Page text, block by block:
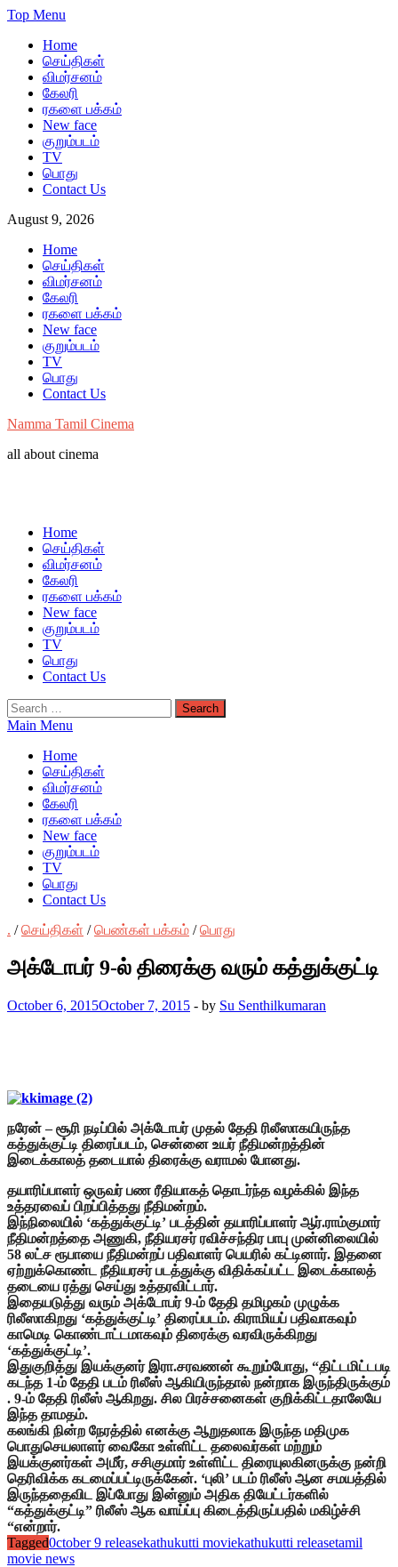
Skip
content
Top Menu
Home
செய்திகள்
விமர்சனம்
கேலரி
ரகளை பக்கம்
New face
குறும்படம்
TV
பொது
Contact Us
August 9, 2026
Home
செய்திகள்
விமர்சனம்
கேலரி
ரகளை பக்கம்
New face
குறும்படம்
TV
பொது
Contact Us
Namma Tamil Cinema
all about cinema
Home
செய்திகள்
விமர்சனம்
கேலரி
ரகளை பக்கம்
New face
குறும்படம்
TV
பொது
Contact Us
Search
for:
Main Menu
Home
செய்திகள்
விமர்சனம்
கேலரி
ரகளை பக்கம்
New face
குறும்படம்
TV
பொது
Contact Us
. /செய்திகள் /பெண்கள் பக்கம் /பொது
அக்டோபர் 9-ல் திரைக்கு வரும் கத்துக்குட்டி
October 6, 2015October 7, 2015 - by Su Senthilkumaran
நரேன் – சூரி நடிப்பில் அக்டோபர் முதல் தேதி ரிலீஸாகயிருந்த
கத்துக்குட்டி திரைப்படம், சென்னை உயர் நீதிமன்றத்தின்
இடைக்காலத் தடையால் திரைக்கு வராமல் போனது.
தயாரிப்பாளர் ஒருவர் பண ரீதியாகத் தொடர்ந்த வழக்கில் இந்த
உத்தரவைப் பிறப்பித்தது நீதிமன்றம்.
இந்நிலையில் ‘கத்துக்குட்டி’ படத்தின் தயாரிப்பாளர் ஆர்.ராம்குமார்
நீதிமன்றத்தை அணுகி, நீதியரசர் ரவிச்சந்திர பாபு முன்னிலையில்
58 லட்ச ரூபாயை நீதிமன்றப் பதிவாளர் பெயரில் கட்டினார். இதனை
ஏற்றுக்கொண்ட நீதியரசர் படத்துக்கு விதிக்கப்பட்ட இடைக்காலத்
தடையை ரத்து செய்து உத்தரவிட்டார்.
இதையடுத்து வரும் அக்டோபர் 9-ம் தேதி தமிழகம் முழுக்க
ரிலீஸாகிறது ‘கத்துக்குட்டி’ திரைப்படம். கிராமியப் பதிவாகவும்
காமெடி கொண்டாட்டமாகவும் திரைக்கு வரவிருக்கிறது
‘கத்துக்குட்டி’.
இதுகுறித்து இயக்குனர் இரா.சரவணன் கூறும்போது, “திட்டமிட்டபடி
கடந்த 1-ம் தேதி படம் ரிலீஸ் ஆகியிருந்தால் நன்றாக இருந்திருக்கும்
. 9-ம் தேதி ரிலீஸ் ஆகிறது. சில பிரச்சனைகள் குறிக்கிட்டதாலேயே
இந்த தாமதம்.
கலங்கி நின்ற நேரத்தில் எனக்கு ஆறுதலாக இருந்த மதிமுக
பொதுசெயலாளர் வைகோ உள்ளிட்ட தலைவர்கள் மற்றும்
இயக்குனர்கள் அமீர், சசிகுமார் உள்ளிட்ட திரையுலகினருக்கு நன்றி
தெரிவிக்க கடமைப்பட்டிருக்கேன். ‘புலி’ படம் ரிலீஸ் ஆன சமயத்தில்
இருந்ததைவிட இப்போது இன்னும் அதிக தியேட்டர்களில்
“கத்துக்குட்டி” ரிலீஸ் ஆக வாய்ப்பு கிடைத்திருப்பதில் மகிழ்ச்சி
“என்றார்.
Tagged0ctober 9 releasekathukutti moviekathukutti releasetamil
movie news